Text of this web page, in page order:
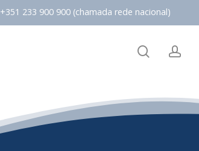
+351 233 900 900 (chamada rede nacional)
search